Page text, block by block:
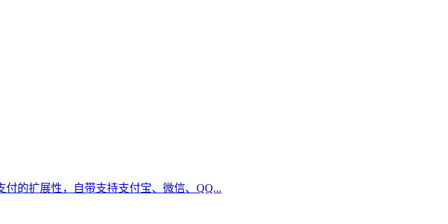
的扩展性，自带支持支付宝、微信、QQ...